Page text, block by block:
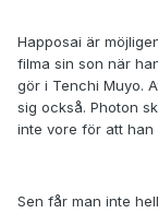
Happosai är
filma sin son när
gör i Tenchi Muyo.
sig också. Photon
inte vore för att han
Sen får man inte